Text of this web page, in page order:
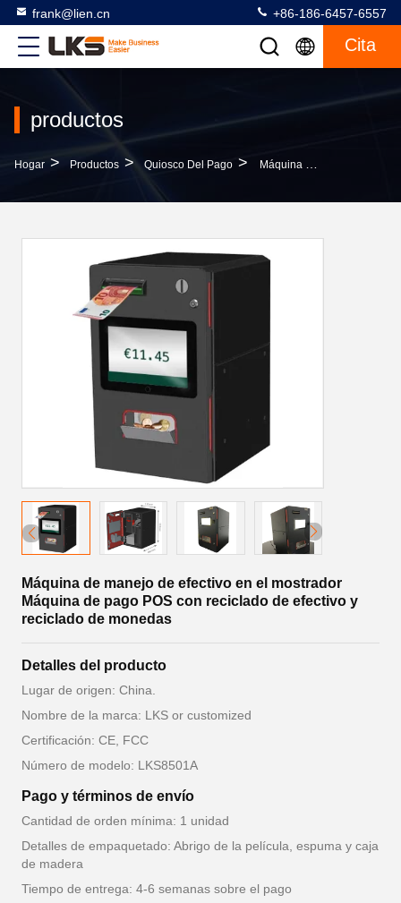
frank@lien.cn +86-186-6457-6557
Cita
productos
Hogar > Productos > Quiosco Del Pago > Máquina De Manejo De Efectivo En El Mostrador Máquina De Pago POS Con Reciclado De Efectivo Y Reciclado De Monedas
Máquina de manejo de efectivo en el mostrador
Máquina de pago POS con reciclado de efectivo y
reciclado de monedas
Detalles del producto
Lugar de origen: China.
Nombre de la marca: LKS or customized
Certificación: CE, FCC
Número de modelo: LKS8501A
Pago y términos de envío
Cantidad de orden mínima: 1 unidad
Detalles de empaquetado: Abrigo de la película, espuma y caja
de madera
Tiempo de entrega: 4-6 semanas sobre el pago